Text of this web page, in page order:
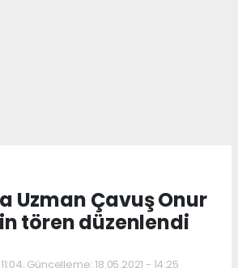
Uzman Çavuş Onur
tören düzenlendi
Güncelleme: 18.05.2021 - 14:25